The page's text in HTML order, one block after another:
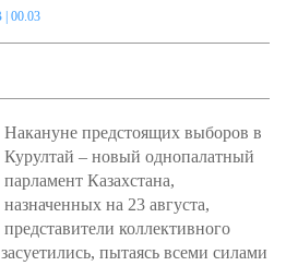
| 00.03
Накануне предстоящих выборов в
Курултай – новый однопалатный
парламент Казахстана,
назначенных на 23 августа,
представители коллективного
пытаясь всеми силами